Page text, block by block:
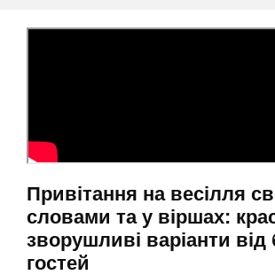
Привітання на весілля
словами та у віршах:
зворушливі варіанти від
гостей